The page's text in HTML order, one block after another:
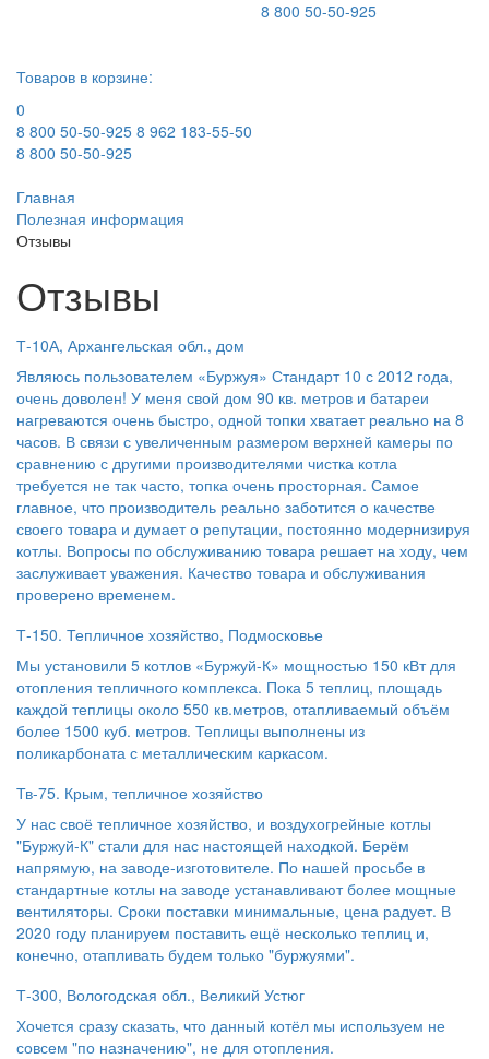
8 800 50-50-925
Товаров в корзине:
0
8 800 50-50-925 8 962 183-55-50
8 800 50-50-925
Главная
Полезная информация
Отзывы
Отзывы
Т-10А, Архангельская обл., дом
Являюсь пользователем «Буржуя» Стандарт 10 с 2012 года,
очень доволен! У меня свой дом 90 кв. метров и батареи
нагреваются очень быстро, одной топки хватает реально на 8
часов. В связи с увеличенным размером верхней камеры по
сравнению с другими производителями чистка котла
требуется не так часто, топка очень просторная. Самое
главное, что производитель реально заботится о качестве
своего товара и думает о репутации, постоянно модернизируя
котлы. Вопросы по обслуживанию товара решает на ходу, чем
заслуживает уважения. Качество товара и обслуживания
проверено временем.
Т-150. Тепличное хозяйство, Подмосковье
Мы установили 5 котлов «Буржуй-К» мощностью 150 кВт для
отопления тепличного комплекса. Пока 5 теплиц, площадь
каждой теплицы около 550 кв.метров, отапливаемый объём
более 1500 куб. метров. Теплицы выполнены из
поликарбоната с металлическим каркасом.
Тв-75. Крым, тепличное хозяйство
У нас своё тепличное хозяйство, и воздухогрейные котлы
"Буржуй-К" стали для нас настоящей находкой. Берём
напрямую, на заводе-изготовителе. По нашей просьбе в
стандартные котлы на заводе устанавливают более мощные
вентиляторы. Сроки поставки минимальные, цена радует. В
2020 году планируем поставить ещё несколько теплиц и,
конечно, отапливать будем только "буржуями".
Т-300, Вологодская обл., Великий Устюг
Хочется сразу сказать, что данный котёл мы используем не
совсем "по назначению", не для отопления.